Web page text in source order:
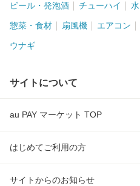
ビール・発泡酒 チューハイ 水
惣菜・食材 扇風機 エアコン
ウナギ
サイトについて
au PAY マーケット TOP
はじめてご利用の方
サイトからのお知らせ